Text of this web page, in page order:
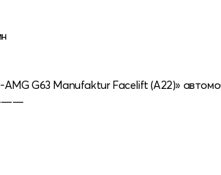
G63 Manufaktur Facelift (A22)»